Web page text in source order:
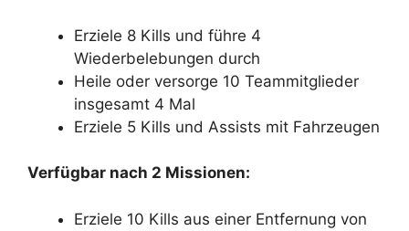
Erziele 8 Kills und führe 4
Wiederbelebungen durch
Heile oder versorge 10 Teammitglieder
insgesamt 4 Mal
Erziele 5 Kills und Assists mit Fahrzeugen
Verfügbar nach 2 Missionen:
Erziele 10 Kills aus einer Entfernung von